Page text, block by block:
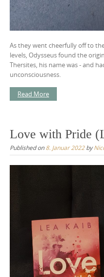
As they went cheerfully off to
levels, Odysseus found the
Thersites, his name was - and
unconsciousness.
Read More
Love with Pride
Published on8. Januar 2022by